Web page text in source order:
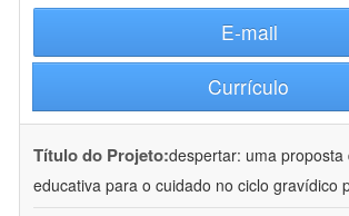
E-mail
Currículo
Título do Projeto:despertar: uma proposta
educativa para o cuidado no ciclo gravídico